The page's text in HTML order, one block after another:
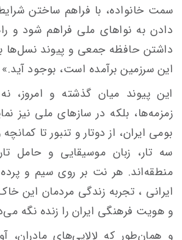
سمت خانواده، با فراهم ساختن
دادن به نواهای ملی فراهم شود و
داشتن حافظه‌ جمعی و پیوند نسل‌ها
این سرزمین برآمده است، بوجود آید.»
این پیوند میان گذشته و امروز،
زمزمه‌ها، بلکه در سازهای ملی نیز
بومی ایران، از دوتار و تنبور تا
سه تار، زبان موسیقایی و حامل
منطقه‌اند. هر نت بر روی سیم و
ایرانی ، تجربه‌ زندگی مردمان این
و هویت فرهنگی ایران را زنده نگه
و همان‌طور که لالایی‌های مادران،